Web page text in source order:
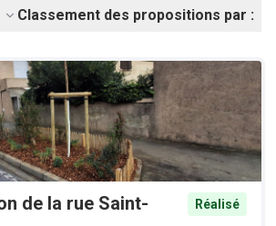
Classement des propositions par :
de la rue Saint-
Réalisé